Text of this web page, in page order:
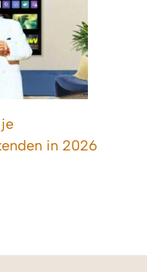
in 2026